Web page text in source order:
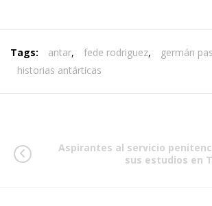
Tags: antar, fede rodriguez, germán
historias antárticas
Aspirantes al servicio
sus estudios en